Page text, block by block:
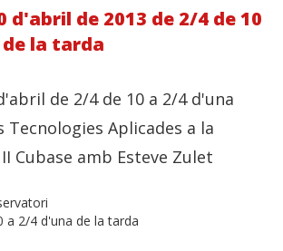
d'abril de 2013 de 2/4 de 10
la tarda
de 2/4 de 10 a 2/4 d'una
Tecnologies Aplicades a la
Cubase amb Esteve Zulet
a 2/4 d'una de la tarda